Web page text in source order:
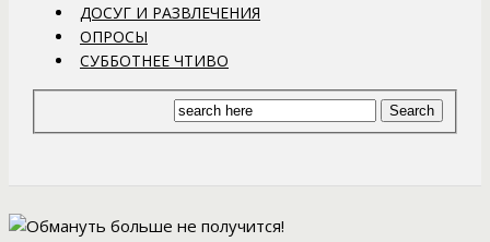
ДОСУГ И РАЗВЛЕЧЕНИЯ
ОПРОСЫ
СУББОТНЕЕ ЧТИВО